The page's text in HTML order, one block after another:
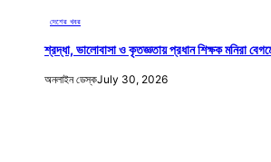
দেশের খবর
শ্রদ্ধা, ভালোবাসা ও কৃতজ্ঞতায় প্রধান শিক্ষক মনিরা
অনলাইন ডেস্কJuly 30, 2026